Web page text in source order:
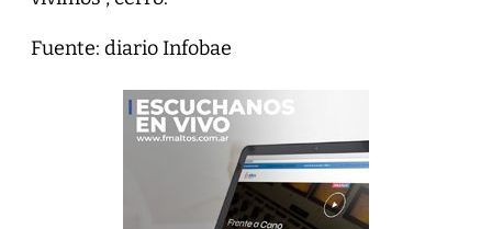
Fuente: diario Infobae